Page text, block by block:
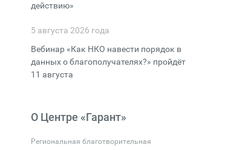
действию»
5 августа 2026 года
Вебинар «Как НКО навести порядок в
данных о благополучателях?» пройдёт
11 августа
О Центре «Гарант»
Региональная благотворительная